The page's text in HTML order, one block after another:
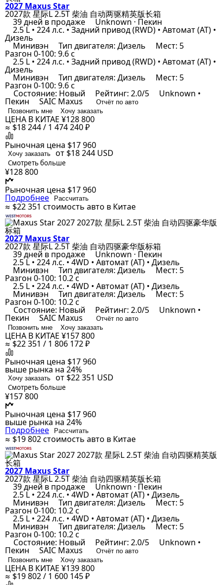
2027 Maxus Star
2027款 星际L 2.5T 柴油 自动两驱精英版长箱
39 дней в продаже Unknown · Пекин
2.5 L • 224 л.с. • Задний привод (RWD) • Автомат (AT) •
Дизель
Минивэн Тип двигателя: Дизель Мест: 5
Разгон 0-100: 9.6 с
2.5 L • 224 л.с. • Задний привод (RWD) • Автомат (AT) •
Дизель
Минивэн Тип двигателя: Дизель Мест: 5
Разгон 0-100: 9.6 с
Состояние: Новый Рейтинг: 2.0/5 Unknown •
Пекин SAIC Maxus
Отчёт по авто
Позвонить мне
Хочу заказать
ЦЕНА В КИТАЕ ¥128 800
≈ $18 244 / 1 474 240 ₽
Рыночная цена $17 960
Хочу заказать от $18 244 USD
Смотреть больше
¥128 800
Рыночная цена $17 960
Подробнее Рассчитать
≈ $22 351 стоимость авто в Китае
2027 Maxus Star
2027款 星际L 2.5T 柴油 自动四驱豪华版标箱
39 дней в продаже Unknown · Пекин
2.5 L • 224 л.с. • 4WD • Автомат (AT) • Дизель
Минивэн Тип двигателя: Дизель Мест: 5
Разгон 0-100: 10.2 с
2.5 L • 224 л.с. • 4WD • Автомат (AT) • Дизель
Минивэн Тип двигателя: Дизель Мест: 5
Разгон 0-100: 10.2 с
Состояние: Новый Рейтинг: 2.0/5 Unknown •
Пекин SAIC Maxus
Отчёт по авто
Позвонить мне
Хочу заказать
ЦЕНА В КИТАЕ ¥157 800
≈ $22 351 / 1 806 172 ₽
Рыночная цена $17 960
выше рынка на 24%
Хочу заказать от $22 351 USD
Смотреть больше
¥157 800
Рыночная цена $17 960
выше рынка на 24%
Подробнее Рассчитать
≈ $19 802стоимость авто в Китае
2027 Maxus Star
2027款 星际L 2.5T 柴油 自动四驱精英版长箱
39 дней в продаже Unknown · Пекин
2.5 L • 224 л.с. • 4WD • Автомат (AT) • Дизель
Минивэн Тип двигателя: Дизель Мест: 5
Разгон 0-100: 10.2 с
2.5 L • 224 л.с. • 4WD • Автомат (AT) • Дизель
Минивэн Тип двигателя: Дизель Мест: 5
Разгон 0-100: 10.2 с
Состояние: Новый Рейтинг: 2.0/5 Unknown •
Пекин SAIC Maxus
Отчёт по авто
Позвонить мне
Хочу заказать
ЦЕНА В КИТАЕ ¥139 800
≈ $19 802 / 1 600 145 ₽